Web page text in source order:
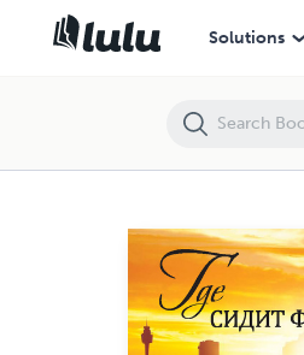
Solutions
Где сидит фазан